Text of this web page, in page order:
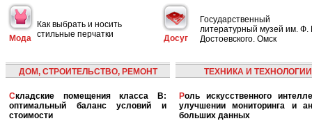
Мода
Как выбрать и носить
стильные перчатки
Досуг
Государственный
литературный музей им. Ф.
Достоевского. Омск
ДОМ, СТРОИТЕЛЬСТВО, РЕМОНТ
Складские помещения класса B:
оптимальный баланс условий и
стоимости
ТЕХНИКА И ТЕХНОЛОГИИ
Роль искусственного интеллекта в
улучшении мониторинга и
больших данных